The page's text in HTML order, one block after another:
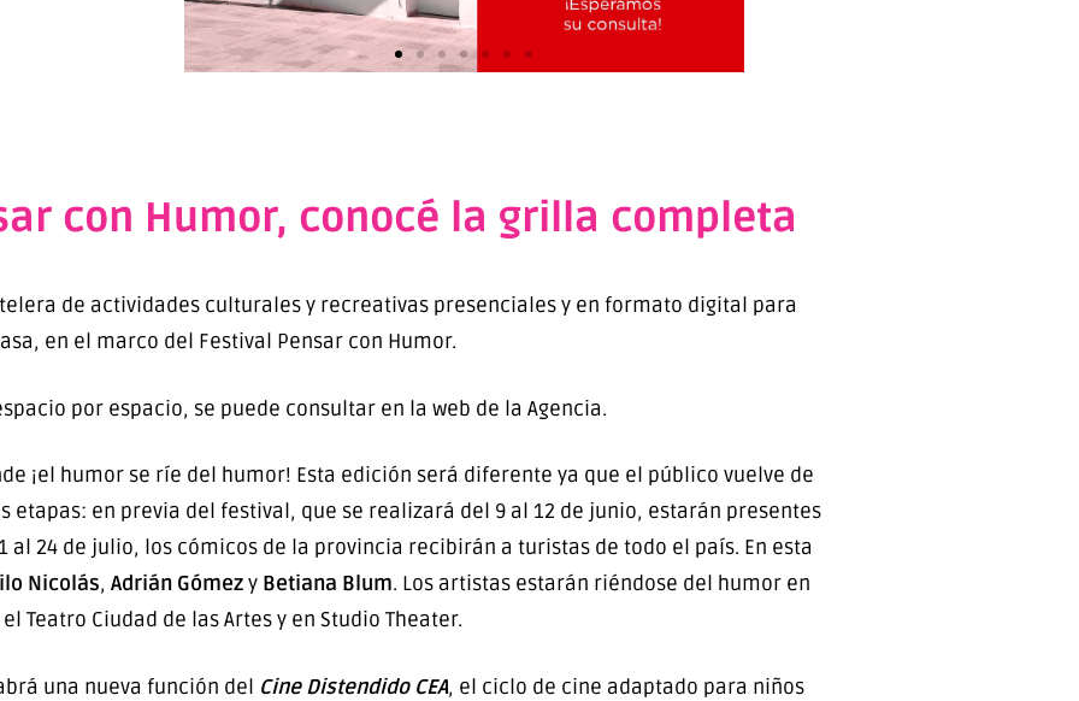
con Humor, conocé la grilla completa
de actividades culturales y recreativas presenciales y en formato digital para
en el marco del Festival Pensar con Humor.
por espacio, se puede consultar en la web de la Agencia.
¡el humor se ríe del humor! Esta edición será diferente ya que el público vuelve de
etapas: en previa del festival, que se realizará del 9 al 12 de junio, estarán presentes
24 de julio, los cómicos de la provincia recibirán a turistas de todo el país. En esta
Nicolás, Adrián Gómezy Betiana Blum. Los artistas estarán riéndose del humor en
Teatro Ciudad de las Artes y en Studio Theater.
una nueva función del Cine Distendido CEA, el ciclo de cine adaptado para niños